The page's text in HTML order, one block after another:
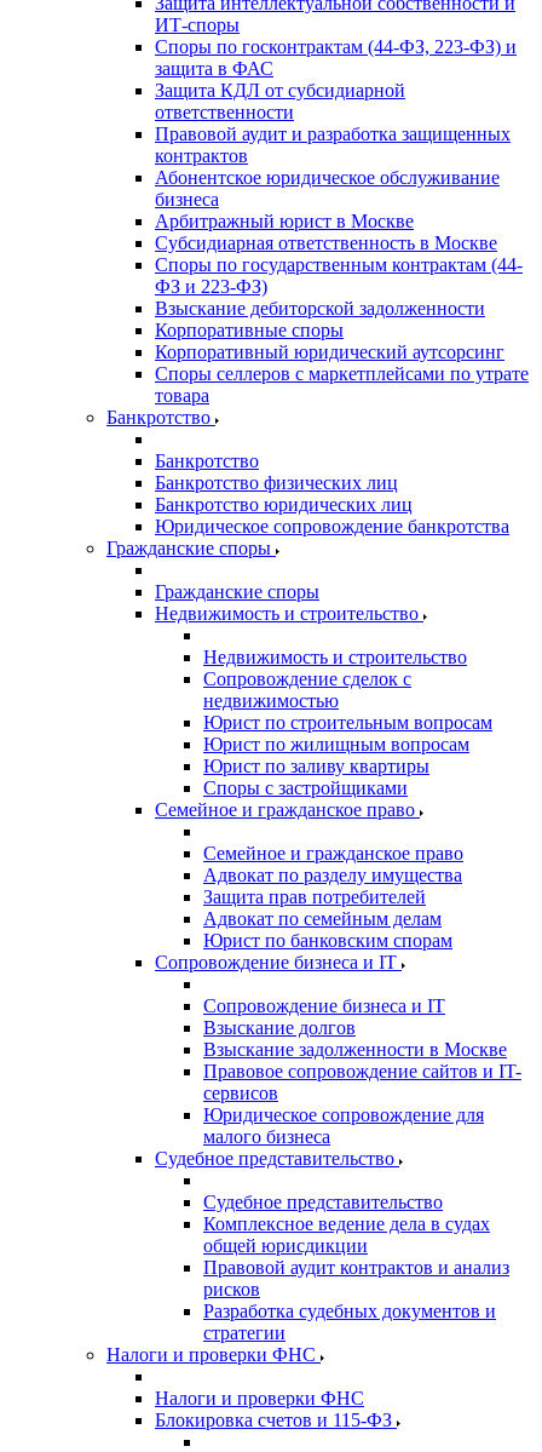
ИТ-споры
Споры по госконтрактам (44-ФЗ, 223-ФЗ) и
защита в ФАС
Защита КДЛ от субсидиарной
ответственности
Правовой аудит и разработка защищенных
контрактов
Абонентское юридическое обслуживание
бизнеса
Арбитражный юрист в Москве
Субсидиарная ответственность в Москве
Споры по государственным контрактам (44-
ФЗ и 223-ФЗ)
Взыскание дебиторской задолженности
Корпоративные споры
Корпоративный юридический аутсорсинг
Споры селлеров с маркетплейсами по утрате
товара
Банкротство
Банкротство
Банкротство физических лиц
Банкротство юридических лиц
Юридическое сопровождение банкротства
Гражданские споры
Гражданские споры
Недвижимость и строительство
Недвижимость и строительство
Сопровождение сделок с
недвижимостью
Юрист по строительным вопросам
Юрист по жилищным вопросам
Юрист по заливу квартиры
Споры с застройщиками
Семейное и гражданское право
Семейное и гражданское право
Адвокат по разделу имущества
Защита прав потребителей
Адвокат по семейным делам
Юрист по банковским спорам
Сопровождение бизнеса и IT
Сопровождение бизнеса и IT
Взыскание долгов
Взыскание задолженности в Москве
Правовое сопровождение сайтов и IT-
сервисов
Юридическое сопровождение для
малого бизнеса
Судебное представительство
Судебное представительство
Комплексное ведение дела в судах
общей юрисдикции
Правовой аудит контрактов и анализ
рисков
Разработка судебных документов и
стратегии
Налоги и проверки ФНС
Налоги и проверки ФНС
Блокировка счетов и 115-ФЗ